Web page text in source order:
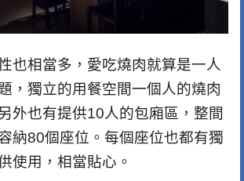
也相當多，愛吃燒肉就算是一人
，獨立的用餐空間一個人的燒肉
外也有提供10人的包廂區，整間
納80個座位。每個座位也都有獨
使用，相當貼心。